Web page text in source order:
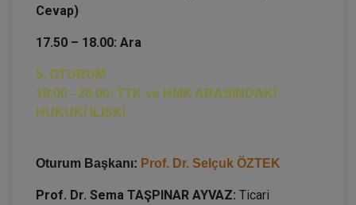
Cevap)
17.50 – 18.00: Ara
5. OTURUM
18.00 - 20.00: TTK ve HMK ARASINDAKİ
HUKUKİ İLİŞKİ
Oturum Başkanı: Prof. Dr. Selçuk ÖZTEK
Prof. Dr. Sema TAŞPINAR AYVAZ: Ticari